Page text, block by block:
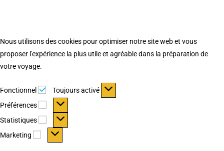
Nous utilisons des cookies pour optimiser notre site web et vous
proposer l'expérience la plus utile et agréable dans la préparation de
votre voyage.
Fonctionnel Fonctionnel
Toujours activé
Préférences
Préférences
Statistiques Statistiques
Marketing Marketing